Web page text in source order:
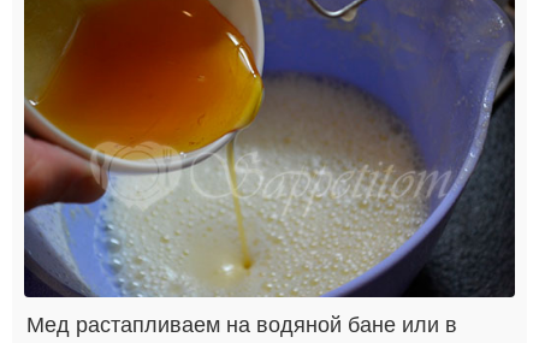
Мед растапливаем на водяной бане или в